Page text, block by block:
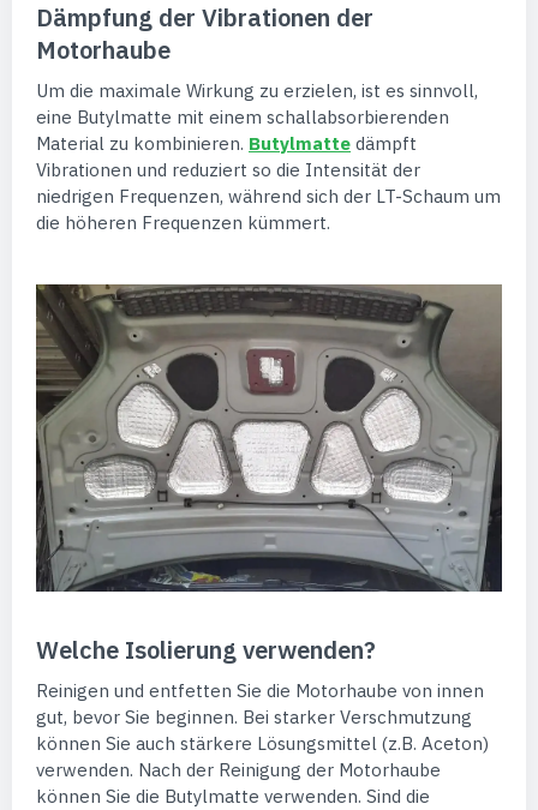
Dämpfung der Vibrationen der
Motorhaube
Um die maximale Wirkung zu erzielen, ist es sinnvoll,
eine Butylmatte mit einem schallabsorbierenden
Material zu kombinieren. Butylmatte dämpft
Vibrationen und reduziert so die Intensität der
niedrigen Frequenzen, während sich der LT-Schaum um
die höheren Frequenzen kümmert.
Welche Isolierung verwenden?
Reinigen und entfetten Sie die Motorhaube von innen
gut, bevor Sie beginnen. Bei starker Verschmutzung
können Sie auch stärkere Lösungsmittel (z.B. Aceton)
verwenden. Nach der Reinigung der Motorhaube
können Sie die Butylmatte verwenden. Sind die